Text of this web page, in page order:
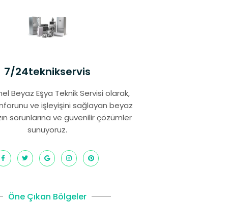
7/24teknikservis
Beyaz Eşya Teknik Servisi olarak,
ve işleyişini sağlayan beyaz
sorunlarına ve güvenilir çözümler
sunuyoruz.
Öne Çıkan Bölgeler